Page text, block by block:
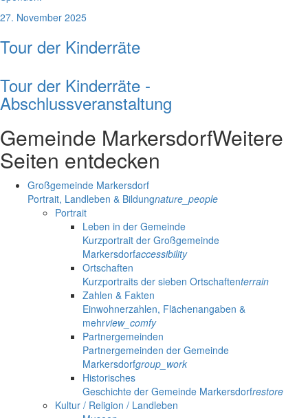
27. November 2025
Tour der Kinderräte
Tour der Kinderräte -
Abschlussveranstaltung
Gemeinde MarkersdorfWeitere
Seiten entdecken
Großgemeinde Markersdorf
Portrait, Landleben & Bildungnature_people
Portrait
Leben in der Gemeinde
Kurzportrait der Großgemeinde
Markersdorfaccessibility
Ortschaften
Kurzportraits der sieben Ortschaftenterrain
Zahlen & Fakten
Einwohnerzahlen, Flächenangaben &
mehrview_comfy
Partnergemeinden
Partnergemeinden der Gemeinde
Markersdorfgroup_work
Historisches
Geschichte der Gemeinde Markersdorfrestore
Kultur / Religion / Landleben